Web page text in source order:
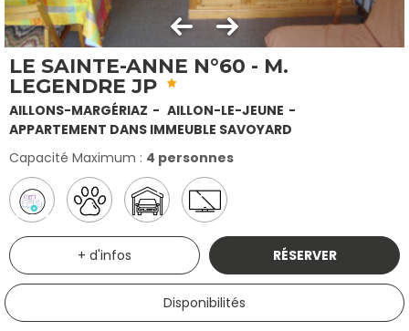
LE SAINTE-ANNE N°60 - M.
LEGENDRE JP
AILLONS-MARGÉRIAZ
AILLON-LE-JEUNE
APPARTEMENT DANS IMMEUBLE SAVOYARD
Capacité Maximum : 4 personnes
+ d'infos RÉSERVER
Disponibilités